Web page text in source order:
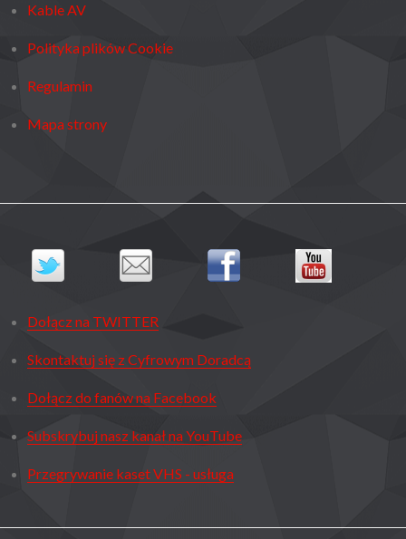
Kable AV
Polityka plików Cookie
Regulamin
Mapa strony
Dołącz na TWITTER
Skontaktuj się z Cyfrowym Doradcą
Dołącz do fanów na Facebook
Subskrybuj nasz kanał na YouTube
Przegrywanie kaset VHS - usługa